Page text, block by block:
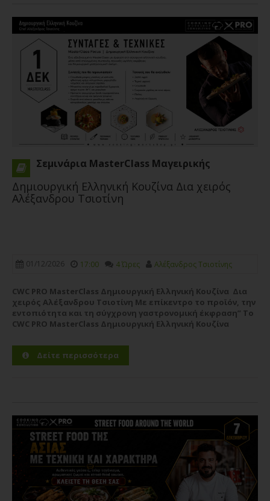
Σεμινάρια MasterClass Μαγειρικής
Δημιουργική Ελληνική Κουζίνα Δια χειρός
Αλέξανδρου Τσιοτίνη
01/12/2026 17:00 4 Ώρες Αλέξανδρος Τσιοτίνης
CWC PRO MasterClass Δημιουργική Ελληνική Κουζίνα Δια
χειρός Αλέξανδρου Τσιοτίνη Με επίκεντρο το προϊόν, την
εντοπιότητα και τη σύγχρονη γαστρονομική έκφραση” Το
CWC PRO MasterClass Δημιουργική Ελληνική Κουζίνα
Αλέξανδρο Τσιοτίνη, σε ένα...
Δείτε περισσότερα